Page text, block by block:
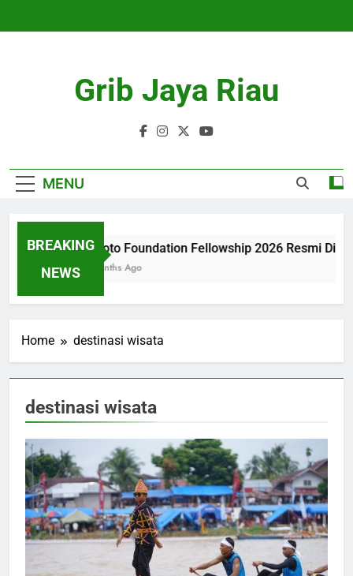
Grib Jaya Riau
MENU
BREAKING
NEWS
Tanoto Foundation Fellowship 2026 Resmi
4 Months Ago
Home destinasi wisata
destinasi wisata